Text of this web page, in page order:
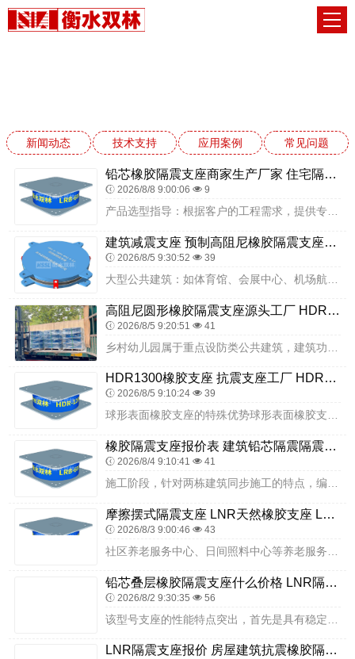
新闻动态 技术支持 应用案例 常见问题
铅芯橡胶隔震支座商家生产厂家 住宅隔震支座厂家 建筑高阻泥隔震支座生产厂家
2026/8/8 9:00:06 9
建筑减震支座 预制高阻尼橡胶隔震支座源头工厂 橡胶型隔震支座生产厂家
2026/8/5 9:30:52 39
高阻尼圆形橡胶隔震支座源头工厂 HDR700高阻尼橡胶支座生产厂家 钢结构建筑支座生产厂家
2026/8/5 9:20:51 41
HDR1300橡胶支座 抗震支座工厂 HDR1000高阻尼支座厂家
2026/8/5 9:10:24 39
球形表面橡胶支座的特殊优势球形表面橡胶支座（含圆板式球形支座）除具备普通支座的竖向承重、水平位移功能外，核心优势在于：受力扩散能力：梁端作用力通过球形表面橡胶层...
橡胶隔震支座报价表 建筑铅芯隔震隔震支座厂家 铅芯隔震隔震支座生产厂家
2026/8/4 9:10:41 41
摩擦摆式隔震支座 LNR天然橡胶支座 LRB橡胶隔震支座1400厂家
2026/8/3 9:00:46 43
铅芯叠层橡胶隔震支座什么价格 LNR隔震支座700 抗震减震支座源头工厂
2026/8/2 9:30:35 56
LNR隔震支座报价 房屋建筑抗震橡胶隔震支座 HDR1000高阻尼支座